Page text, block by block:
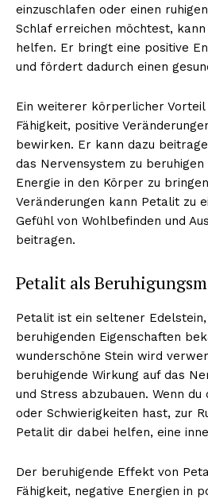
einzuschlafen oder einen
Schlaf erreichen möchtest,
helfen. Er bringt eine positive
und fördert dadurch einen
Ein weiterer körperlicher
Fähigkeit, positive
bewirken. Er kann dazu
das Nervensystem zu beruhigen
Energie in den Körper zu
Veränderungen kann Petalit zu
Gefühl von Wohlbefinden und
beitragen.
Petalit als
Petalit ist ein seltener
beruhigenden Eigenschaften
wunderschöne Stein wird
beruhigende Wirkung auf das
und Stress abzubauen. Wenn
oder Schwierigkeiten hast, zur
Petalit dir dabei helfen, eine
Der beruhigende Effekt von
Fähigkeit, negative Energien in